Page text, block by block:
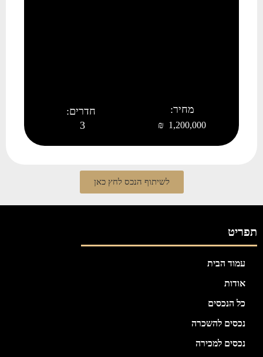
מחיר:
1,200,000 ₪
חדרים:
3
לשיתוף הנכס לחץ כאן
תפריט
עמוד הבית
אודות
כל הנכסים
נכסים להשכרה
נכסים למכירה